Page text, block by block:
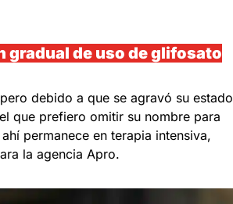
gradual de uso de glifosato
debido a que se agravó su estado
que prefiero omitir su nombre para
permanece en terapia intensiva,
la agencia Apro.